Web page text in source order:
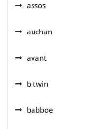
assos
auchan
avant
b twin
babboe